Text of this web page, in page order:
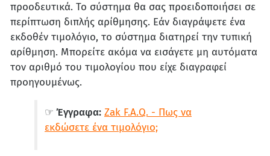
προοδευτικά. Το σύστημα θα σας προειδοποιήσει σε
περίπτωση διπλής αρίθμησης. Εάν διαγράψετε ένα
εκδοθέν τιμολόγιο, το σύστημα διατηρεί την τυπική
αρίθμηση. Μπορείτε ακόμα να εισάγετε μη αυτόματα
τον αριθμό του τιμολογίου που είχε διαγραφεί
προηγουμένως.
☞ Έγγραφα: Zak F.A.Q. - Πως να
εκδώσετε ένα τιμολόγιο;